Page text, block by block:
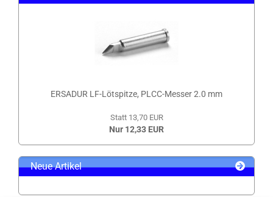
ERSADUR LF-Lötspitze, PLCC-Messer 2.0 mm
Statt 13,70 EUR
Nur 12,33 EUR
Neue Artikel